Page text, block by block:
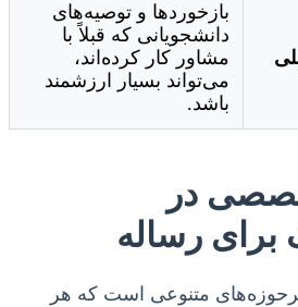
بازخوردها و توصیه‌های
دانشجویانی که قبلاً با
مشاور کار کرده‌اند،
می‌تواند بسیار ارزشمند
باشد.
در
برای رساله
متنوعی است که هر